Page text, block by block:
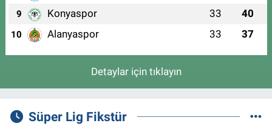
9 Konyaspor 33 40
10 Alanyaspor 33 37
Detaylar için tıklayın
Süper Lig Fikstür